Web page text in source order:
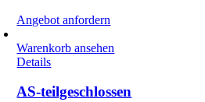
Angebot anfordern
Warenkorb ansehen
Details
AS-teilgeschlossen